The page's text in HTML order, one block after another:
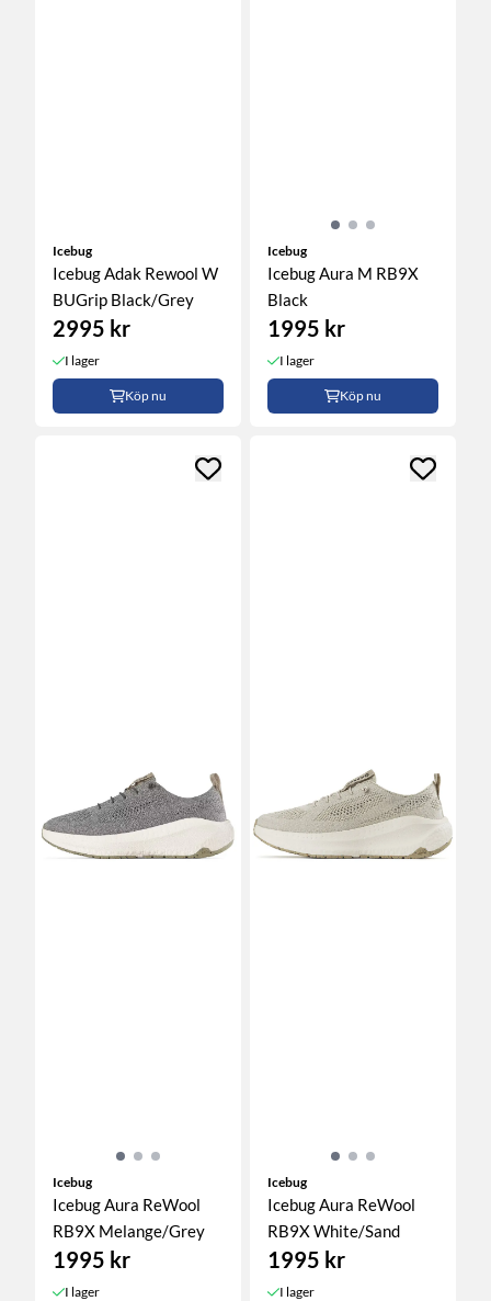
Icebug
Icebug Adak Rewool W
BUGrip Black/Grey
2995 kr
I lager
Köp nu
Icebug
Icebug Aura M RB9X
Black
1995 kr
I lager
Köp nu
Icebug
Icebug Aura ReWool
RB9X Melange/Grey
1995 kr
I lager
Icebug
Icebug Aura ReWool
RB9X White/Sand
1995 kr
I lager